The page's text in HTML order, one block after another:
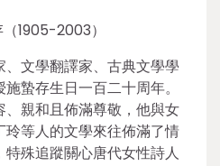
1905-2003）
文學翻譯家、古典文學學
蟄存生日一百二十周年。
親和且佈滿尊敬，他與女
等人的文學來往佈滿了情
殊追蹤關心唐代女性詩人